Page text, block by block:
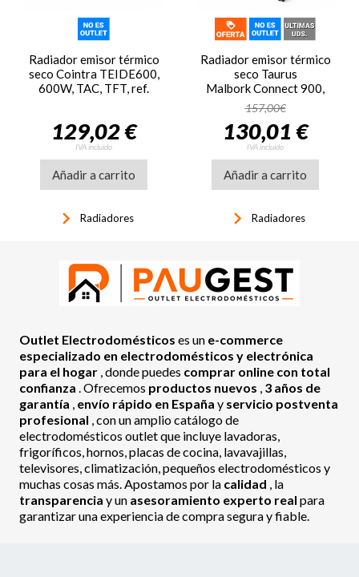
Radiador emisor térmico
seco Cointra TEIDE600,
600W, TAC, TFT, ref.
129,02 €
IVA incluido
Añadir a carrito
keyboard_arrow_right Radiadores
Radiador emisor térmico
seco Taurus
Malbork Connect 900,
900W, 5 elementos, 3
modos, para 9 m2, WiFi,
blanco
157,00€
130,01 €
IVA incluido
Añadir a carrito
keyboard_arrow_right Radiadores
Outlet Electrodomésticos es un e-commerce
especializado en electrodomésticos y electrónica
para el hogar , donde puedes comprar online con total
confianza . Ofrecemos productos nuevos , 3 años de
garantía , envío rápido en España y servicio postventa
profesional , con un amplio catálogo de
electrodomésticos outlet que incluye lavadoras,
frigoríficos, hornos, placas de cocina, lavavajillas,
televisores, climatización, pequeños electrodomésticos y
muchas cosas más. Apostamos por la calidad , la
transparencia y un asesoramiento experto real para
garantizar una experiencia de compra segura y fiable.